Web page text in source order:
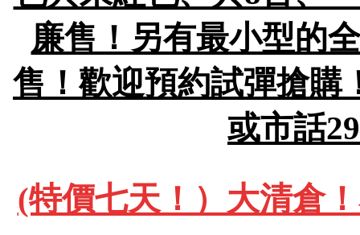
廉售！另有最小型的
售！歡迎預約試彈搶購
或市話
(特價七天！）大清倉